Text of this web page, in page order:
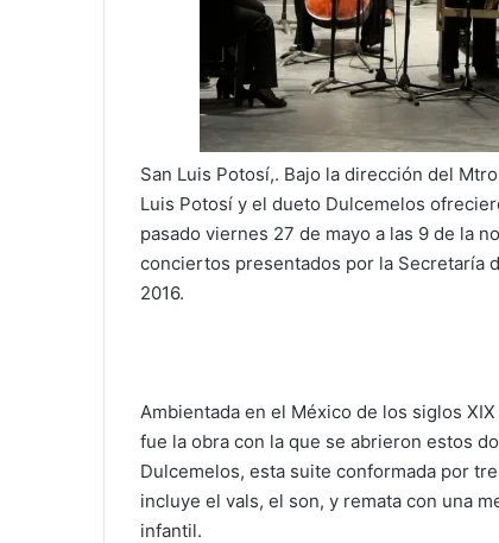
San Luis Potosí,. Bajo la dirección del
Luis Potosí y el dueto Dulcemelos
pasado viernes 27 de mayo a las 9 de la
conciertos presentados por la Secretaría
2016.
Ambientada en el México de los siglos
fue la obra con la que se abrieron estos
Dulcemelos, esta suite conformada por
incluye el vals, el son, y remata con una
infantil.